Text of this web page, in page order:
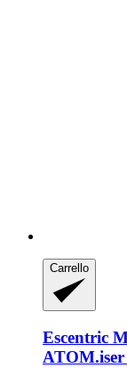
Carrello
Escentric
ATOM.iser